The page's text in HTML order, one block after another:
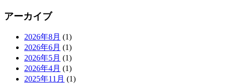
アーカイブ
2026年8月 (1)
2026年6月 (1)
2026年5月 (1)
2026年4月 (1)
2025年11月 (1)